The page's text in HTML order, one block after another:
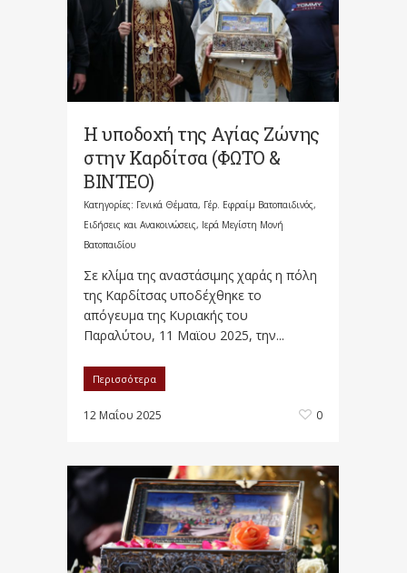
Η υποδοχή της Αγίας Ζώνης
στην Καρδίτσα (ΦΩΤΟ &
BINTEO)
Κατηγορίες: Γενικά Θέματα, Γέρ. Εφραίμ Βατοπαιδινός,
Ειδήσεις και Ανακοινώσεις, Ιερά Μεγίστη Μονή
Βατοπαιδίου
Σε κλίμα της αναστάσιμης χαράς η πόλη
της Καρδίτσας υποδέχθηκε το
απόγευμα της Κυριακής του
Παραλύτου, 11 Μαϊου 2025, την...
Περισσότερα
12 Μαΐου 2025 0